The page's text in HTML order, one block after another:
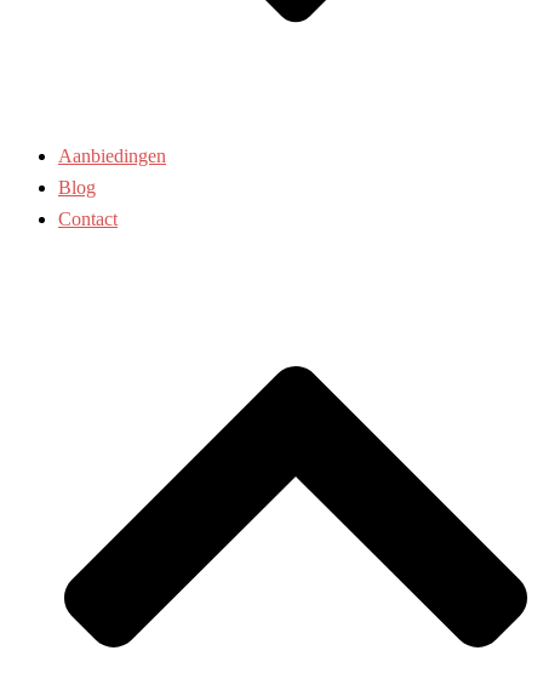
Aanbiedingen
Blog
Contact